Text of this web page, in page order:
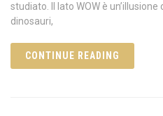
studiato. Il lato WOW è
dinosauri,
CONTINUE READING